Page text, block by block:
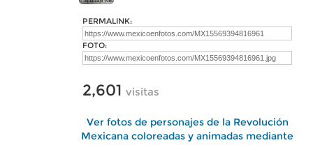
PERMALINK:
FOTO:
2,601 visitas
Ver fotos de personajes de la Revolución
Mexicana coloreadas y animadas mediante